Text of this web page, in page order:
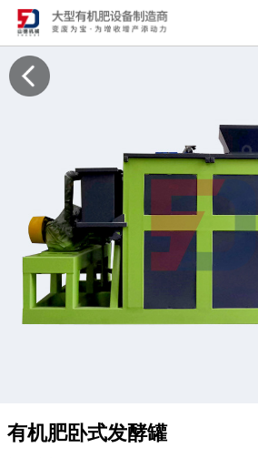
有机肥卧式发酵罐